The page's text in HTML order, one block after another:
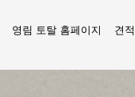
영림 토탈 홈페이지 견